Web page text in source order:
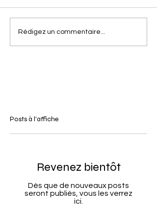
Rédigez un commentaire...
Posts à l'affiche
Revenez bientôt
Dès que de nouveaux posts
seront publiés, vous les verrez
ici.